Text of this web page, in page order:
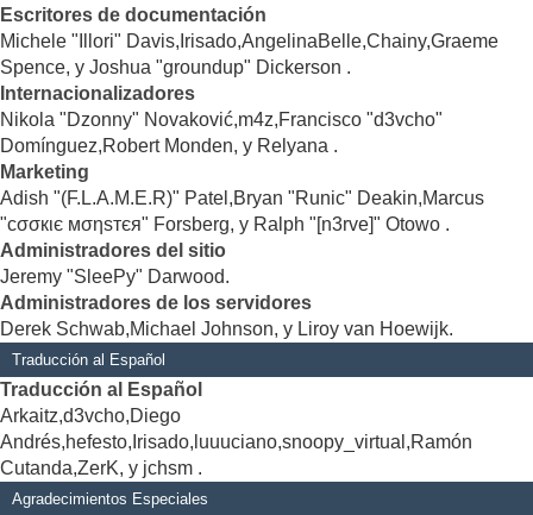
Escritores de documentación
Michele "Illori" Davis,Irisado,AngelinaBelle,Chainy,Graeme
Spence, y Joshua "groundup" Dickerson .
Internacionalizadores
Nikola "Dzonny" Novaković,m4z,Francisco "d3vcho"
Domínguez,Robert Monden, y Relyana .
Marketing
Adish "(F.L.A.M.E.R)" Patel,Bryan "Runic" Deakin,Marcus
"cσσкιє мσηѕтєя" Forsberg, y Ralph "[n3rve]" Otowo .
Administradores del sitio
Jeremy "SleePy" Darwood.
Administradores de los servidores
Derek Schwab,Michael Johnson, y Liroy van Hoewijk.
Traducción al Español
Traducción al Español
Arkaitz,d3vcho,Diego
Andrés,hefesto,Irisado,luuuciano,snoopy_virtual,Ramón
Cutanda,ZerK, y jchsm .
Agradecimientos Especiales